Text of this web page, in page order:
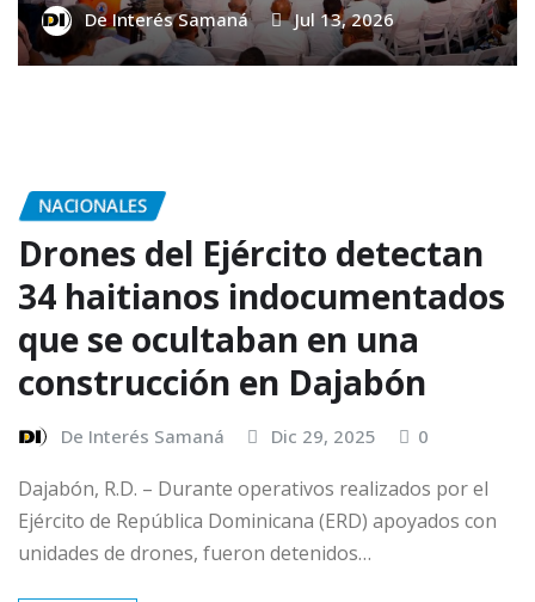
De Interés Samaná Jul 13, 2026
NACIONALES
Drones del Ejército detectan
34 haitianos indocumentados
que se ocultaban en una
construcción en Dajabón
De Interés Samaná Dic 29, 2025 0
Dajabón, R.D. – Durante operativos realizados por el
Ejército de República Dominicana (ERD) apoyados con
unidades de drones, fueron detenidos…